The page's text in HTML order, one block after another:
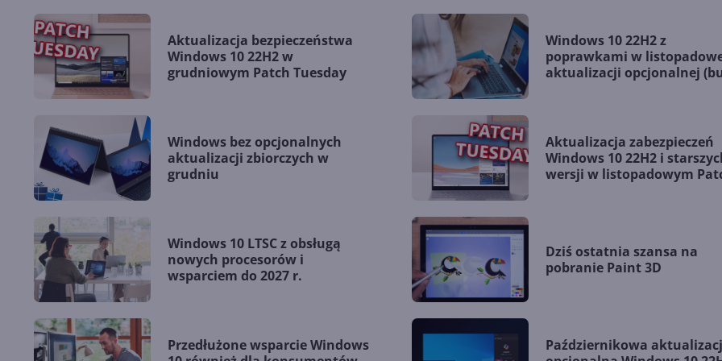
Aktualizacja bezpieczeństwa
Windows 10 22H2 w
grudniowym Patch Tuesday
Windows 10 22H2 z
poprawkami w
aktualizacji opcjonalnej
Windows bez opcjonalnych
aktualizacji zbiorczych w
grudniu
Aktualizacja zabezpieczeń
Windows 10 22H2 i
wersji w listopadowym
Windows 10 LTSC z obsługą
nowych procesorów i
wsparciem do 2027 r.
Dziś ostatnia szansa na
pobranie Paint 3D
Przedłużone wsparcie Windows
Październikowa